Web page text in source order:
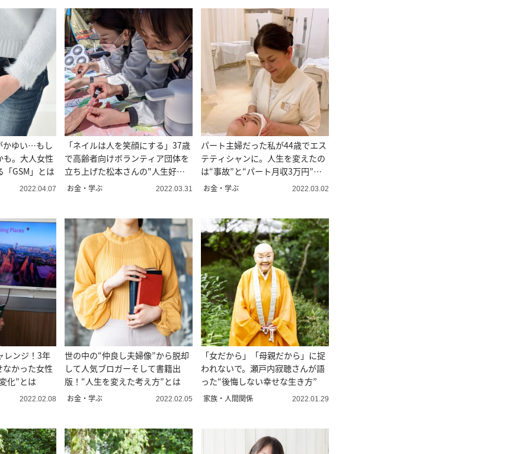
かゆい…もし
も。大人女性
GSM」とは
2022.04.07
「ネイルは人を笑顔にする」37歳
で高齢者向けボランティア団体を
立ち上げた松本さんの"人生好転
物語”
お金・学ぶ 2022.03.31
パート主婦だった私が44歳でエス
テティシャンに。人生を変えたの
は“事故”と“パート月収3万円”だ
った
お金・学ぶ 2022.03.02
レンジ！3年
かった女性
化”とは
2022.02.08
世の中の“仲良し夫婦像”から脱却
して人気ブロガーそして書籍出
版！“人生を変えた考え方”とは
お金・学ぶ 2022.02.05
「女だから」「母親だから」に捉
われないで。瀬戸内寂聴さんが語
った“後悔しない幸せな生き方”
家族・人間関係 2022.01.29